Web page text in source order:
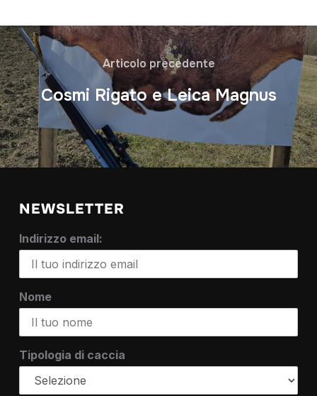
Articolo precedente
Cosmi Rigato e Leica Magnus
NEWSLETTER
Indirizzo email:
Nome
Tipologia di caccia